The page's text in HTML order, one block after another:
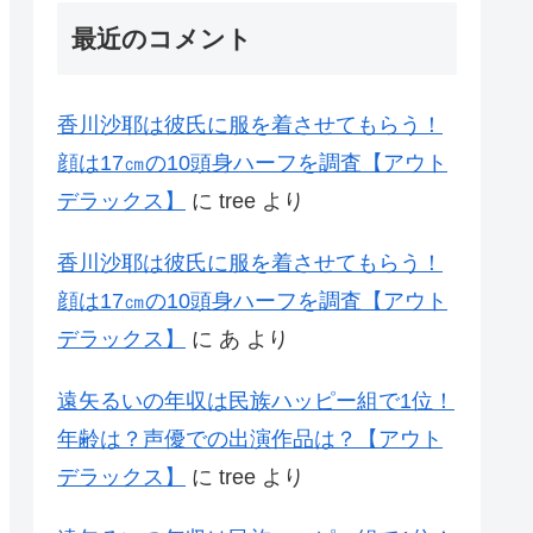
最近のコメント
香川沙耶は彼氏に服を着させてもらう！
顔は17㎝の10頭身ハーフを調査【アウト
デラックス】
に tree より
香川沙耶は彼氏に服を着させてもらう！
顔は17㎝の10頭身ハーフを調査【アウト
デラックス】
に あ より
遠矢るいの年収は民族ハッピー組で1位！
年齢は？声優での出演作品は？【アウト
デラックス】
に tree より